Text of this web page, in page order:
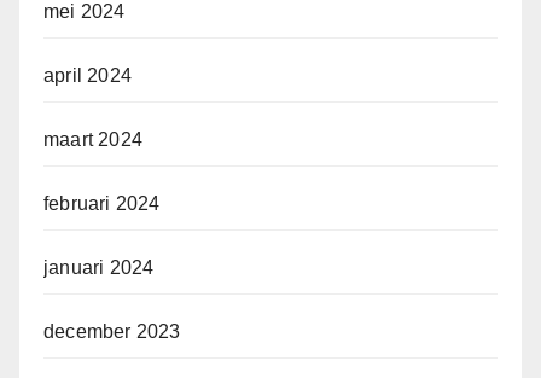
mei 2024
april 2024
maart 2024
februari 2024
januari 2024
december 2023